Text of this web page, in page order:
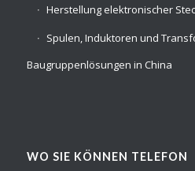
Herstellung elektronischer
Spulen, Induktoren und
Baugruppenlösungen in China
WO SIE KÖNNEN TELEFON